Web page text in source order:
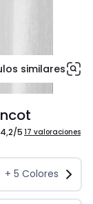
similares
4,2/5 17 valoraciones
+ 5 Colores